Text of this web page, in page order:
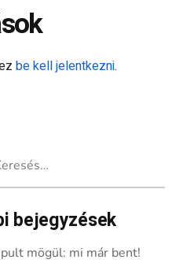
be kell jelentkezni.
bejegyzések
mögül: mi már bent!